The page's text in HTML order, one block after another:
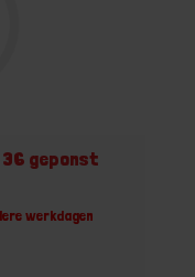
36 geponst
werkdagen